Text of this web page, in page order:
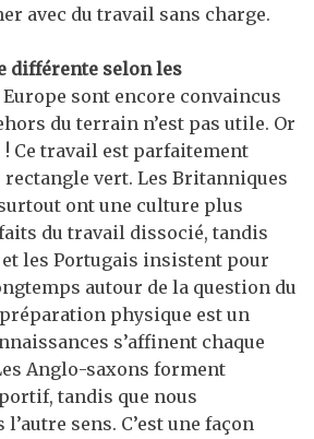
avec du travail sans charge.
différente selon les
sont encore convaincus
du terrain n’est pas utile. Or
! Ce travail est parfaitement
vert. Les Britanniques
ont une culture plus
du travail dissocié, tandis
et les Portugais insistent pour
autour de la question du
physique est un
s’affinent chaque
Anglo-saxons forment
tandis que nous
sens. C’est une façon